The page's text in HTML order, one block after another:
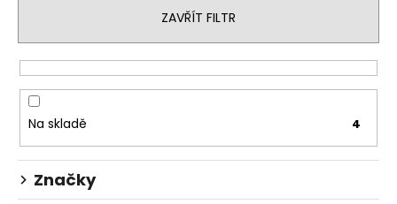
r
o
d
u
k
t
ů
ZAVŘÍT FILTR
Na skladě 4
Značky